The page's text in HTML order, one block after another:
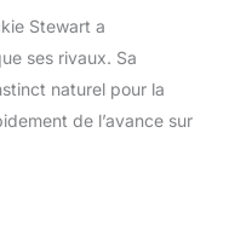
Stewart a
ses rivaux. Sa
naturel pour la
de l’avance sur